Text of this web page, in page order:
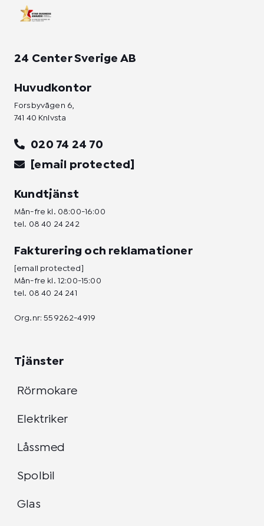
24 Center Sverige AB
Huvudkontor
Forsbyvägen 6,
741 40 Knivsta
020 74 24 70
[email protected]
Kundtjänst
Mån-fre kl. 08:00-16:00
tel. 08 40 24 242
Fakturering och reklamationer
[email protected]
Mån-fre kl. 12:00-15:00
tel. 08 40 24 241
Org.nr: 559262-4919
Tjänster
Rörmokare
Elektriker
Låssmed
Spolbil
Glas